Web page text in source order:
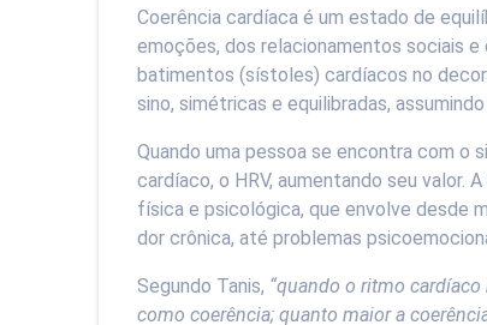
Coerência cardíaca é um estado de
emoções, dos relacionamentos sociais
batimentos (sístoles) cardíacos no
sino, simétricas e equilibradas,
Quando uma pessoa se encontra com o
cardíaco, o HRV, aumentando seu valor.
física e psicológica, que envolve desde
dor crônica, até problemas
Segundo Tanis, “quando o ritmo
como coerência; quanto maior a